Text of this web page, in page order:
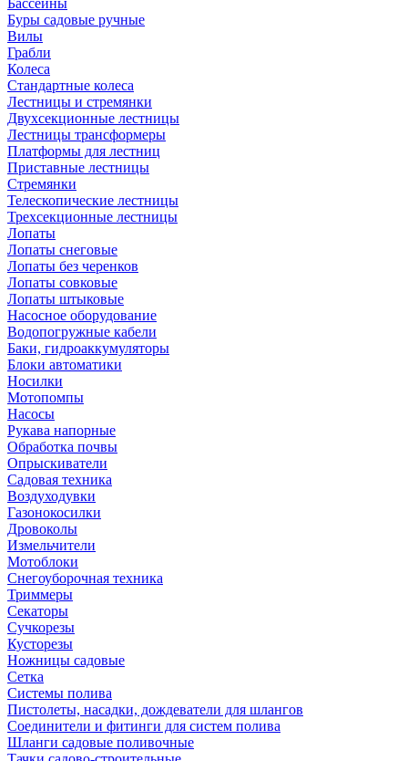
Бассейны
Буры садовые ручные
Вилы
Грабли
Колеса
Стандартные колеса
Лестницы и стремянки
Двухсекционные лестницы
Лестницы трансформеры
Платформы для лестниц
Приставные лестницы
Стремянки
Телескопические лестницы
Трехсекционные лестницы
Лопаты
Лопаты снеговые
Лопаты без черенков
Лопаты совковые
Лопаты штыковые
Насосное оборудование
Водопогружные кабели
Баки, гидроаккумуляторы
Блоки автоматики
Носилки
Мотопомпы
Насосы
Рукава напорные
Обработка почвы
Опрыскиватели
Садовая техника
Воздуходувки
Газонокосилки
Дровоколы
Измельчители
Мотоблоки
Снегоуборочная техника
Триммеры
Секаторы
Сучкорезы
Кусторезы
Ножницы садовые
Сетка
Системы полива
Пистолеты, насадки, дождеватели для шлангов
Соединители и фитинги для систем полива
Шланги садовые поливочные